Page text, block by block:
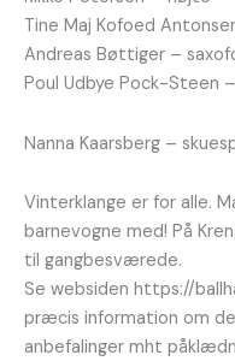
Tine Maj Kofoed
Andreas Bøttiger –
Poul Udbye Pock-Steen
Nanna Kaarsberg –
Vinterklange er for alle.
barnevogne med! På
til gangbesværede.
Se websiden https://
præcis information om
anbefalinger mht